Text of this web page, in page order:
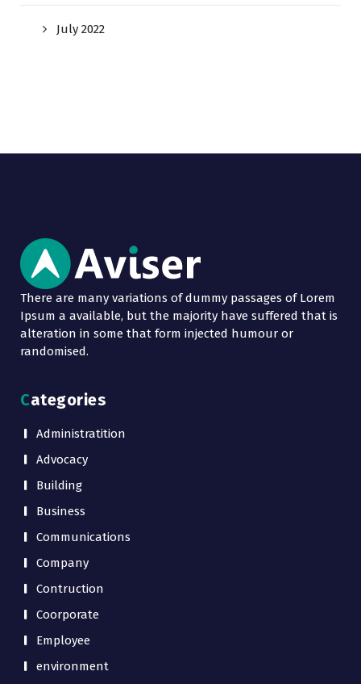
July 2022
There are many variations of dummy passages of Lorem
Ipsum a available, but the majority have suffered that is
alteration in some that form injected humour or
randomised.
Categories
Administratition
Advocacy
Building
Business
Communications
Company
Contruction
Coorporate
Employee
environment